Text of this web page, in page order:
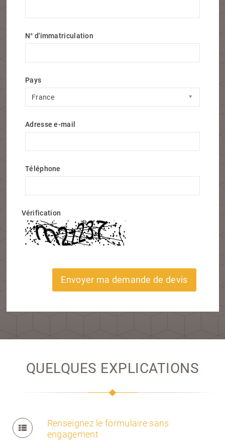
N° d'immatriculation
Pays
France
Pays
Adresse e-mail
Téléphone
Vérification
Envoyer ma demande de devis
QUELQUES EXPLICATIONS
Renseignez le formulaire sans
engagement